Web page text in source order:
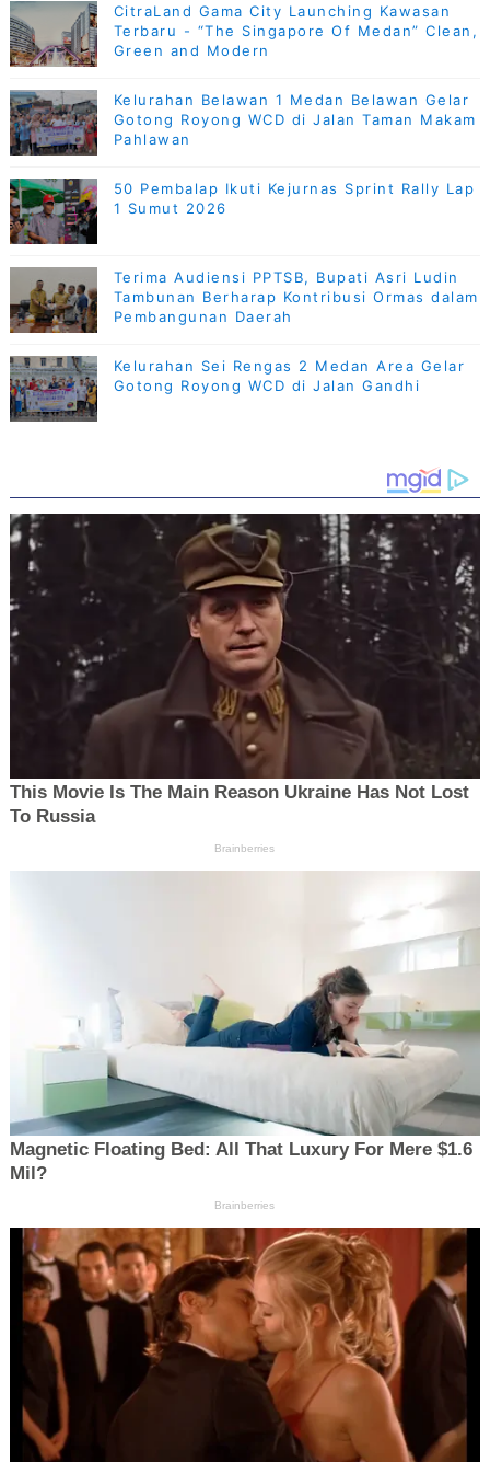
CitraLand Gama City Launching Kawasan
Terbaru - “The Singapore Of Medan” Clean,
Green and Modern
Kelurahan Belawan 1 Medan Belawan Gelar
Gotong Royong WCD di Jalan Taman Makam
Pahlawan
50 Pembalap Ikuti Kejurnas Sprint Rally Lap
1 Sumut 2026
Terima Audiensi PPTSB, Bupati Asri Ludin
Tambunan Berharap Kontribusi Ormas dalam
Pembangunan Daerah
Kelurahan Sei Rengas 2 Medan Area Gelar
Gotong Royong WCD di Jalan Gandhi